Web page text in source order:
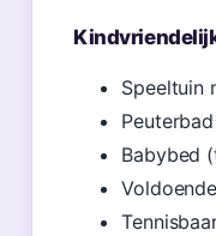
Speeltuin
Babybed